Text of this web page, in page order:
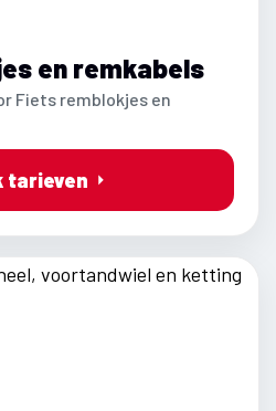
en remkabels
Fiets remblokjes en
tarieven